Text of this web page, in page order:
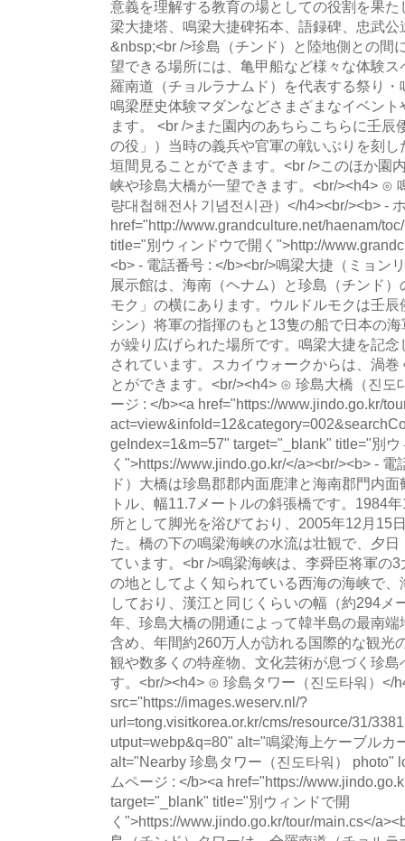
意義を理解する教育の場としての役割を果
梁大捷塔、鳴梁大捷碑拓本、語録碑、忠武
&nbsp;<br />珍島（チンド）と陸地側との間
望できる場所には、亀甲船など様々な体験
羅南道（チョルラナムド）を代表する祭り
鳴梁歴史体験マダンなどさまざまなイベン
ます。 <br />また園内のあちらこちらに壬
の役」）当時の義兵や官軍の戦いぶりを刻
垣間見ることができます。<br />このほか園
峡や珍島大橋が一望できます。<br/><h4> ⊙
량대첩해전사 기념전시관）</h4><br/><b> -
href="http://www.grandculture.net/haenam/
title="別ウィンドウで開く">http://
<b> - 電話番号 : </b><br/>鳴梁大捷（ミョン
展示館は、海南（ヘナム）と珍島（チンド
モク」の横にあります。ウルドルモクは壬
シン）将軍の指揮のもと13隻の船で日本の
が繰り広げられた場所です。鳴梁大捷を記
されています。スカイウォークからは、渦
とができます。<br/><h4> ⊙ 珍島大橋（진도
ージ : </b><a href="https://www.jindo.go.kr/
geIndex=1&m=57" target="_blank" title="別ウ
く">https://www.jindo.go.kr/</a><br/><b> -
ド）大橋は珍島郡郡内面鹿津と海南郡門内
トル、幅11.7メートルの斜張橋です。1984
所として脚光を浴びており、2005年12月15
た。橋の下の鳴梁海峡の水流は壮観で、夕
ています。<br />鳴梁海峡は、李舜臣将軍の
の地としてよく知られている西海の海峡で
しており、漢江と同じくらいの幅（約294メ
年、珍島大橋の開通によって韓半島の最南
含め、年間約260万人が訪れる国際的な観光
観や数多くの特産物、文化芸術が息づく珍
す。<br/><h4> ⊙ 珍島タワー（진도타워）</
src="https://images.weserv.nl/?
url=tong.visitkorea.or.kr/cms/resource/31/
utput=webp&q=80" alt="鳴梁海上ケーブルカ
alt="Nearby 珍島タワー（진도타워） photo"
ムページ : </b><a href="https://
target="_blank" title="別ウィンドで開
く">https://www.jindo.go.kr/tour/main.cs</